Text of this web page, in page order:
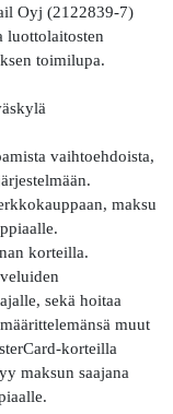
Oyj (2122839-7)
luottolaitosten
toimilupa.
vaihtoehdoista,
maksu
korteilla.
sekä hoitaa
muut
korteilla
maksun saajana